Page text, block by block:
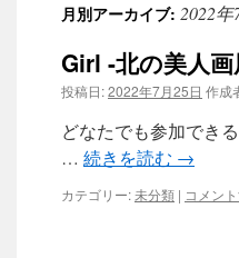
テ月別アーカイブ: 2022年
Girl -北の美人
投稿日:2022年7月25日 作成
どなたでも参加でき
… 続きを読む →
カテゴリー:未分類 | コメン